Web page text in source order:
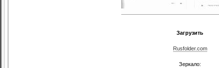
Загрузить
Rusfolder.com
Зеркало: